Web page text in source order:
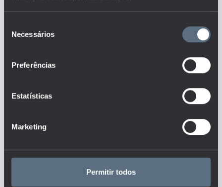
Necessários
Preferências
Estatísticas
Marketing
Permitir todos
conjunto que responde às
Quais os principais resultados
ao nível da conclusão dos
desempenho académico dos
retenção, abandono, conclusão,
Tags